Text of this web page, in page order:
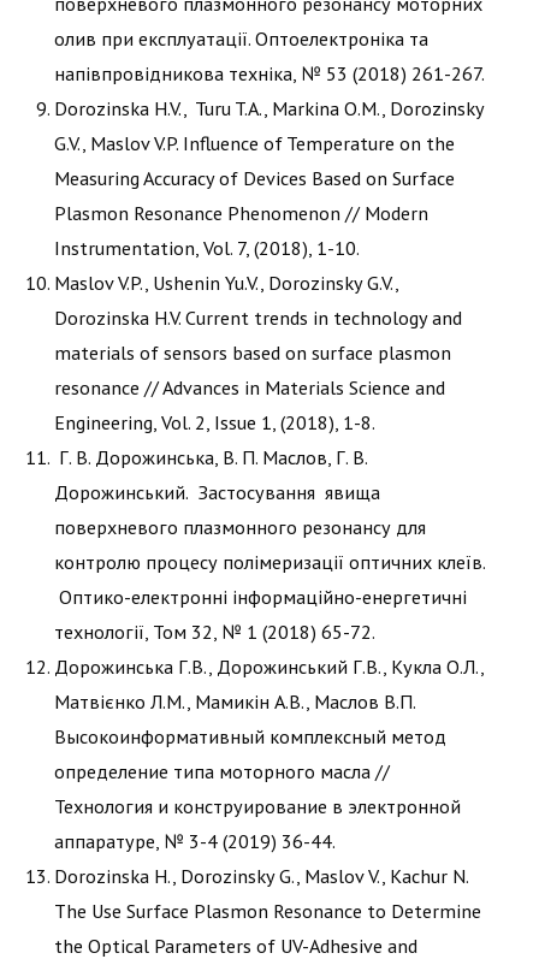
олив при експлуатації. Оптоелектроніка та
напівпровідникова техніка, № 53 (2018) 261-267.
Dorozinska H.V., Turu T.A., Markina O.M., Dorozinsky
G.V., Maslov V.P. Influence of Temperature on the
Measuring Accuracy of Devices Based on Surface
Plasmon Resonance Phenomenon // Modern
Instrumentation, Vol. 7, (2018), 1-10.
Maslov V.P., Ushenin Yu.V., Dorozinsky G.V.,
Dorozinska H.V. Current trends in technology and
materials of sensors based on surface plasmon
resonance // Advances in Materials Science and
Engineering, Vol. 2, Issue 1, (2018), 1-8.
Г. В. Дорожинська, В. П. Маслов, Г. В.
Дорожинський. Застосування явища
поверхневого плазмонного резонансу для
контролю процесу полімеризації оптичних клеїв.
Оптико-електронні інформаційно-енергетичні
технології, Том 32, № 1 (2018) 65-72.
Дорожинська Г.В., Дорожинський Г.В., Кукла О.Л.,
Матвієнко Л.М., Мамикін А.В., Маслов В.П.
Высокоинформативный комплексный метод
определение типа моторного масла //
Технология и конструирование в электронной
аппаратуре, № 3-4 (2019) 36-44.
Dorozinska H., Dorozinsky G., Maslov V., Kachur N.
The Use Surface Plasmon Resonance to Determine
the Optical Parameters of UV-Adhesive and